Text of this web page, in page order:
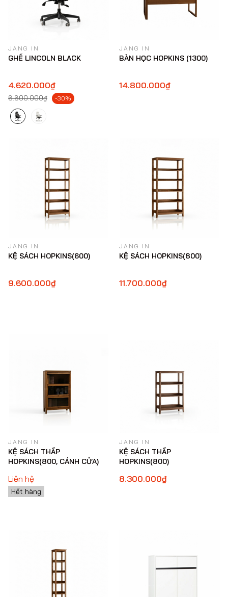
JANG IN
GHẾ LINCOLN BLACK
4.620.000₫
6.600.000₫ -30%
JANG IN
BÀN HỌC HOPKINS (1300)
14.800.000₫
JANG IN
KỆ SÁCH HOPKINS(600)
9.600.000₫
JANG IN
KỆ SÁCH HOPKINS(800)
11.700.000₫
JANG IN
KỆ SÁCH THẤP
HOPKINS(800, CÁNH CỬA)
Liên hệ
Hết hàng
JANG IN
KỆ SÁCH THẤP
HOPKINS(800)
8.300.000₫